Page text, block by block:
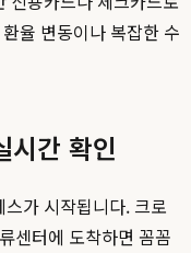
율 변동이나 복잡한 수
시간 확인
스가 시작됩니다. 크로
센터에 도착하면 꼼꼼